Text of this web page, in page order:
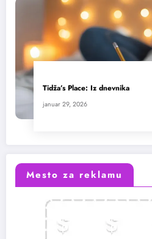
Tidža’s Place: Iz dnevnika
januar 29, 2026
Mesto za reklamu